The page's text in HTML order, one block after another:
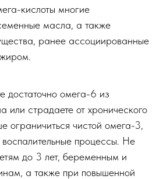
кислоты многие
масла, а также
ранее ассоциированные
достаточно омега-6 из
или страдаете от хронического
ограничиться чистой омега-3,
воспалительные процессы. Не
до 3 лет, беременным и
а также при повышенной